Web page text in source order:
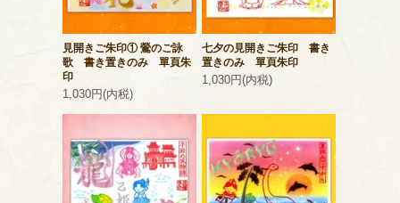
見開きご朱印① 鶯のご詠
歌 書き置きのみ 單頁朱
印
1,030円(内税)
七夕の見開きご朱印 書き
置きのみ 單頁朱印
1,030円(内税)